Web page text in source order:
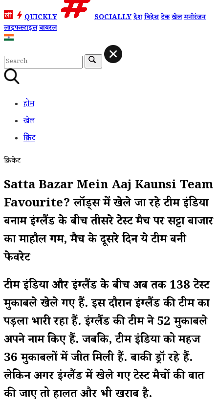
QUICKLY SOCIALLYदेशविदेशटेकखेलमनोरंजन
लाइफस्टाइलवायरल
होम
खेल
क्रिकेट
क्रिकेट
Satta Bazar Mein Aaj Kaunsi Team
Favourite? लॉर्ड्स में खेले जा रहे टीम इंडिया
बनाम इंग्लैंड के बीच तीसरे टेस्ट मैच पर सट्टा बाजार
का माहौल गर्म, मैच के दूसरे दिन ये टीम बनी
फेवरेट
टीम इंडिया और इंग्लैंड के बीच अब तक 138 टेस्ट
मुकाबले खेले गए हैं. इस दौरान इंग्लैंड की टीम का
पड़ला भारी रहा हैं. इंग्लैंड की टीम ने 52 मुकाबले
अपने नाम किए हैं. जबकि, टीम इंडिया को महज
36 मुकाबलों में जीत मिली हैं. बाकी ड्रॉ रहे हैं.
लेकिन अगर इंग्लैंड में खेले गए टेस्ट मैचों की बात
की जाए तो हालत और भी खराब है.